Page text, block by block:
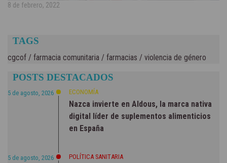
8 de febrero, 2022
TAGS
cgcof / farmacia comunitaria / farmacias / violencia de género
POSTS DESTACADOS
5 de agosto, 2026 ECONOMÍA
Nazca invierte en Aldous, la marca nativa
digital líder de suplementos alimenticios
en España
5 de agosto, 2026 POLÍTICA SANITARIA